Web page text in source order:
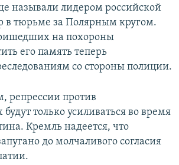
называли лидером российской
в тюрьме за Полярным кругом.
на похороны
его память теперь
со стороны полиции.
репрессии против
только усиливаться во время
Кремль надеется, что
до молчаливого согласия